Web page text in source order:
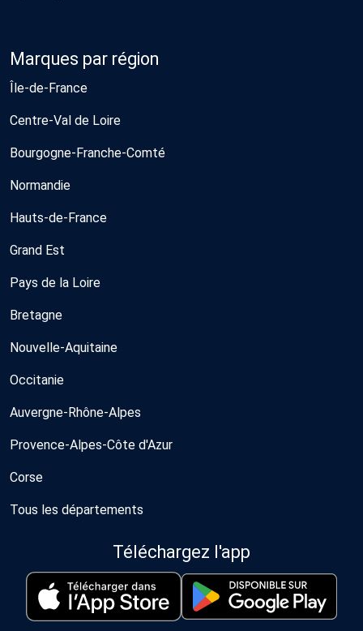
Marques par région
Île-de-France
Centre-Val de Loire
Bourgogne-Franche-Comté
Normandie
Hauts-de-France
Grand Est
Pays de la Loire
Bretagne
Nouvelle-Aquitaine
Occitanie
Auvergne-Rhône-Alpes
Provence-Alpes-Côte d'Azur
Corse
Tous les départements
Téléchargez l'app